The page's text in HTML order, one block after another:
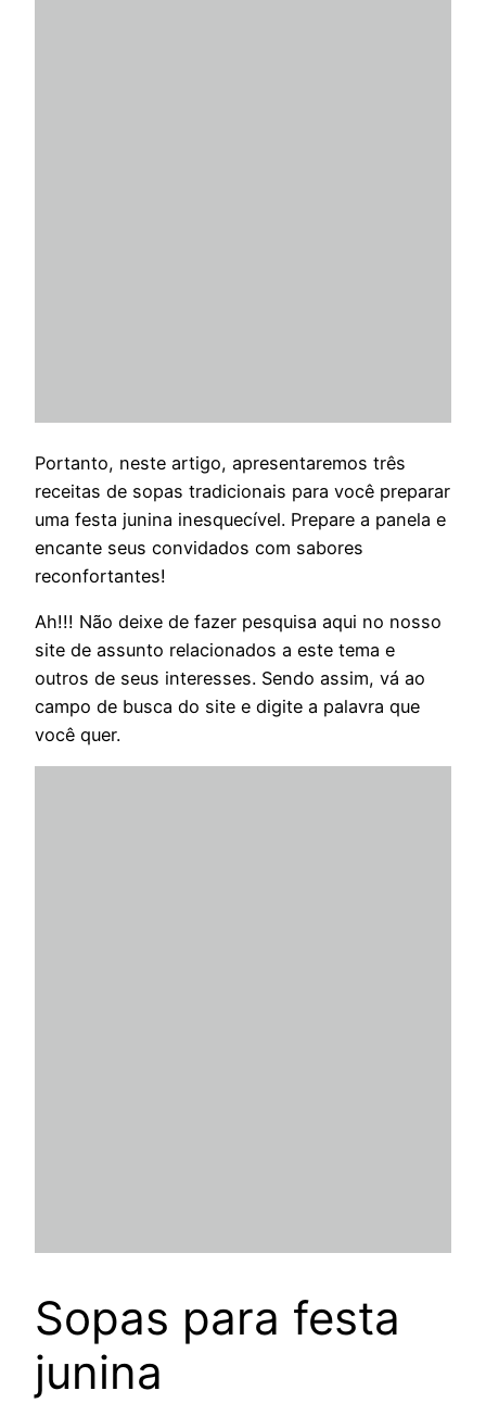
Portanto, neste artigo, apresentaremos três
receitas de sopas tradicionais para você preparar
uma festa junina inesquecível. Prepare a panela e
encante seus convidados com sabores
reconfortantes!
Ah!!! Não deixe de fazer pesquisa aqui no nosso
site de assunto relacionados a este tema e
outros de seus interesses. Sendo assim, vá ao
campo de busca do site e digite a palavra que
você quer.
Sopas para festa
junina